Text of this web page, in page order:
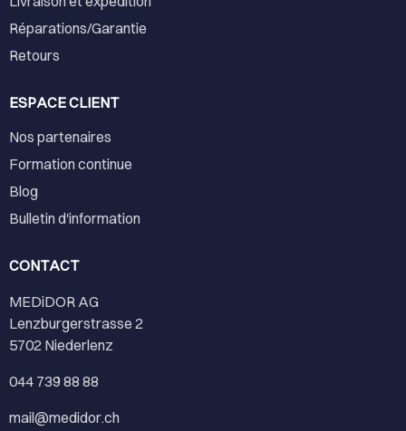
Réparations/Garantie
Retours
ESPACE CLIENT
Nos partenaires
Formation continue
Blog
Bulletin d'information
CONTACT
MEDiDOR AG
Lenzburgerstrasse 2
5702 Niederlenz
044 739 88 88
mail@medidor.ch